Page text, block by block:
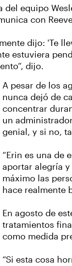
del equipo
con
dijo: 'Te
estuviera
dijo.
A pesar de los
nunca dejó de
concentrar
un
genial, y si no,
“Erin es una de
aportar alegría y
máximo las
hace realmente
En agosto de
tratamientos
como medida
“Si esta cosa